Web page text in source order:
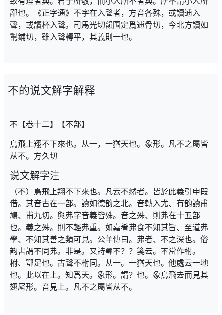
鄙也。《正字通》不字在入聲者，方音各殊，或讀逋入
聲，或讀杯入聲。司馬光切韻圖定爲逋骨切，今北方讀如
幫鋪切，雖入聲轉平，其義則一也。
不的说文解字解释
不【卷十二】【不部】
鳥飛上翔不下來也。从一，一猶天也。象形。凡不之屬皆
从不。方久切
说文解字注
（不）鳥飛上翔不下來也。凡云不然者。皆於此義引申叚
借。其音古在一部。讀如德韵之北。音轉入尤、有韵讀甫
鳩、甫九切。與弗字音義皆殊。音之殊、則弗在十五部
也。義之殊。則不輕弗重。如嘉肴弗食不知其旨、至道弗
學、不知其善之類可見。公羊傳曰。弗者、不之深也。俗
韵書謂不同弗。非是。又詩鄂不？？箋云。不當作柎。
柎、鄂足也。古聲不柎同。从一。一猶天也。他處云一地
也。此以在上。知爲天。象形。謂？也。象鳥飛去而見其
翅尾形。音見上。凡不之屬皆从不。